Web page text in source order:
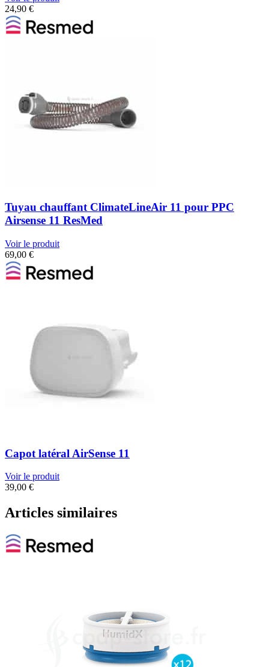
24,90 €
Tuyau chauffant ClimateLineAir 11 pour PPC
Airsense 11 ResMed
Voir le produit
69,00 €
Capot latéral AirSense 11
Voir le produit
39,00 €
Articles similaires